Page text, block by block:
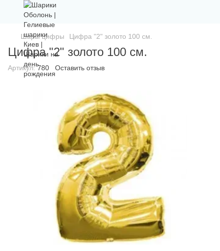
Шары цифры Цифра "2" золото 100 см.
Цифра "2" золото 100 см.
Артикул:780 Оставить отзыв